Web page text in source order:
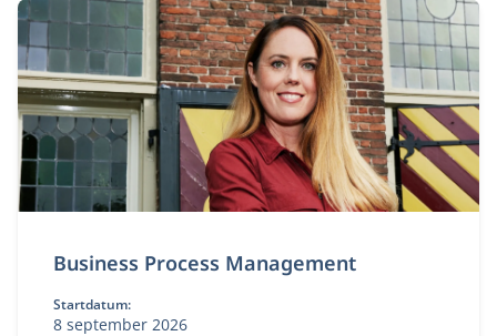
Business Process Management
Startdatum:
8 september 2026